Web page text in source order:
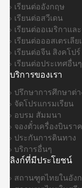
เรียนต่ออังกฤษ
เรียนต่อสวีเดน
เรียนต่ออเมริกาแล
เรียนต่อออสเตรเลี
เรียนต่อจีน สิงคโปร์
เรียนต่อประเทศอื่นๆ
บริการของเรา
ปรึกษาการศึกษาต่า
จัดโปรแกรมเรียน
อบรม สัมมนา
จองตั๋วเครื่องบินรา
ประกันการดินทาง
บริการอื่นๆ
ลิงก์ที่มีประโยชน์
สถานฑูตไทยในอัง